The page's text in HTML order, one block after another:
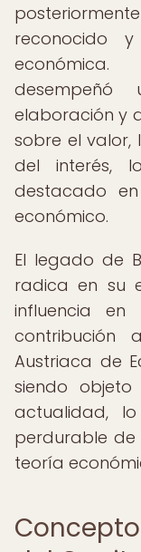
reconocido
elaboración y
sobre el
del interés,
destacado
económico.
El legado de
radica en su
influencia
contribución
Austriaca de
siendo
actualidad,
perdurable
teoría